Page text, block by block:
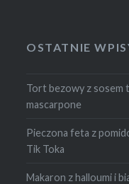
OSTATNIE
Tort bezowy z sosem
mascarpone
Pieczona feta z
Tik Toka
Makaron z halloumi i